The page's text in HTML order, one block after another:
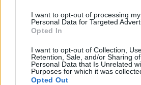
I want to opt-out of processing my
Personal Data for Targeted
Opted In
I want to opt-out of Collection,
Retention, Sale, and/or Sharing
Personal Data that Is Unrelated
Purposes for which it was
Opted Out
Actus Info
Pourquoi le bouton start/
des voitures électriques
Auto Pour Vous